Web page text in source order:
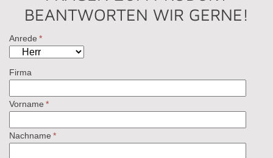
BEANTWORTEN WIR GERNE!
Anrede *
Firma
Vorname *
Nachname *